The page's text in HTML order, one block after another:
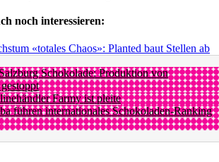
noch interessieren:
«totales Chaos»: Planted baut Stellen ab
Schokolade: Produktion von
Farmy ist pleite
führen internationales Schokoladen-Ranking